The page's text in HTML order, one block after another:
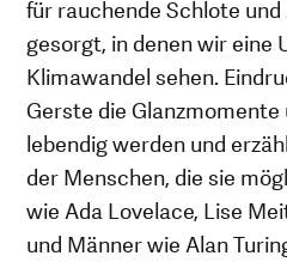
für rauchende Schlote
gesorgt, in denen wir eine
Klimawandel sehen.
Gerste die
lebendig werden und
der Menschen, die sie
wie Ada Lovelace, Lise
und Männer wie Alan